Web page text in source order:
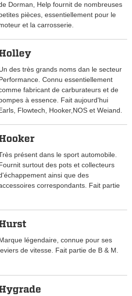
Dorman, Help fournit de nombreuses
pièces, essentiellement pour le
et la carrosserie.
des très grands noms dan le secteur
Connu essentiellement
fabricant de carburateurs et de
à essence. Fait aujourd'hui
Flowtech, Hooker,NOS et Weiand.
présent dans le sport automobile.
surtout des pots et collecteurs
ainsi que des
correspondants. Fait partie
légendaire, connue pour ses
de vitesse. Fait partie de B & M.